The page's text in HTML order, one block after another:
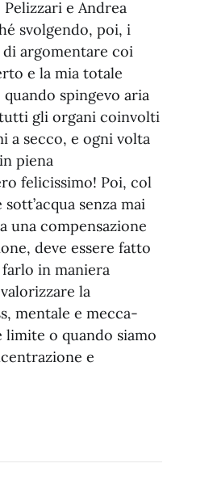
e Andrea
svolgendo, poi, i
argomentare coi
e la mia totale
spingevo aria
gli organi coinvolti
a secco, e ogni volta
piena
felicissimo! Poi, col
senza mai
una compensazione
deve essere fatto
in maniera
la
mentale e mecca-
o quando siamo
e